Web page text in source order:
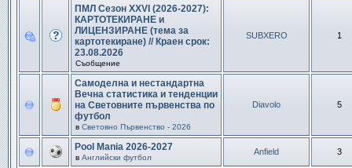
ПМЛ Сезон XXVI (2026-2027):
КАРТОТЕКИРАНЕ и
ЛИЦЕНЗИРАНЕ (тема за
картотекиране) // Краен срок:
23.08.2026
Съобщение
SUBXERO 1
Самоделна и нестандартна
Вечна статистика и тенденции
на Световните първенства по
футбол
в Световно Първенство - 2026
Diavolo 5
Pool Mania 2026-2027
в Английски футбол
Anfield 3